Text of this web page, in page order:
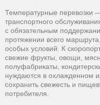
Температурные перевозки
транспортного
с обязательным
протяжении всего
особых условий. К
свежие фрукты, овощи,
полуфабрикаты,
нуждаются в охлажденном
сохранить свежесть и
потребителя.